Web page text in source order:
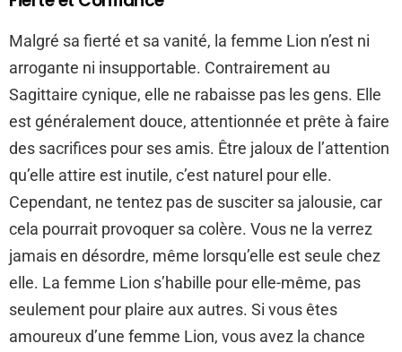
Malgré sa fierté et sa vanité, la femme Lion n’est ni
arrogante ni insupportable. Contrairement au
Sagittaire cynique, elle ne rabaisse pas les gens. Elle
est généralement douce, attentionnée et prête à faire
des sacrifices pour ses amis. Être jaloux de l’attention
qu’elle attire est inutile, c’est naturel pour elle.
Cependant, ne tentez pas de susciter sa jalousie, car
cela pourrait provoquer sa colère. Vous ne la verrez
jamais en désordre, même lorsqu’elle est seule chez
elle. La femme Lion s’habille pour elle-même, pas
seulement pour plaire aux autres. Si vous êtes
amoureux d’une femme Lion, vous avez la chance